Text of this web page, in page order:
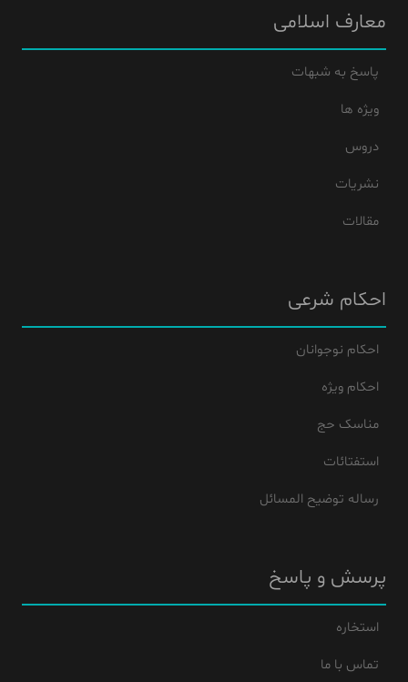
معارف اسلامی
پاسخ به شبهات
ویژه ها
دروس
نشریات
مقالات
احکام شرعی
احکام نوجوانان
احکام ویژه
مناسک حج
استفتائات
رساله توضیح المسائل
پرسش و پاسخ
استخاره
تماس با ما